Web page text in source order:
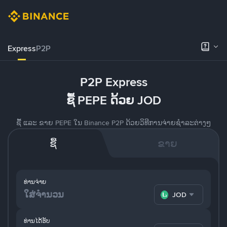
ExpressP2P
P2P Express
ຊື້ PEPE ດ້ວຍ JOD
ຊື້ ແລະ ຂາຍ PEPE ໃນ Binance P2P ດ້ວຍວິທີການຈ່າຍຊຳລະຕ່າງໆ
ຊື້ ຂາຍ
ທ່ານຈ່າຍ
JOD
ທ່ານໄດ້ຮັບ